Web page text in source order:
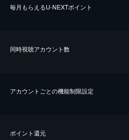
毎⽉もらえるU-NEXTポイント
同時視聴アカウント数
アカウントごとの機能制限設定
ポイント還元